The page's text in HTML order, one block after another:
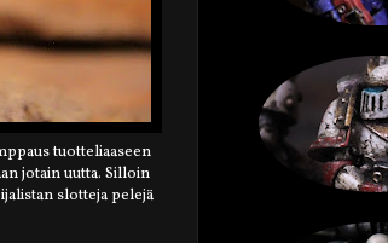
tuotteliaaseen
jotain uutta. Silloin
slotteja pelejä